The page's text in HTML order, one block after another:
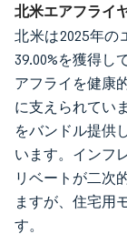
北米エアフライ
北米は2025年
39.00%を獲得し
アフライを健康
に支えられてい
をバンドル提供
います。インフ
リベートが二次
ますが、住宅用
す。